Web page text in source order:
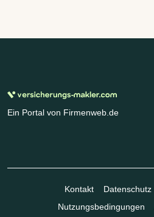
Ein Portal von Firmenweb.de
Kontakt Datenschutz
Nutzungsbedingungen